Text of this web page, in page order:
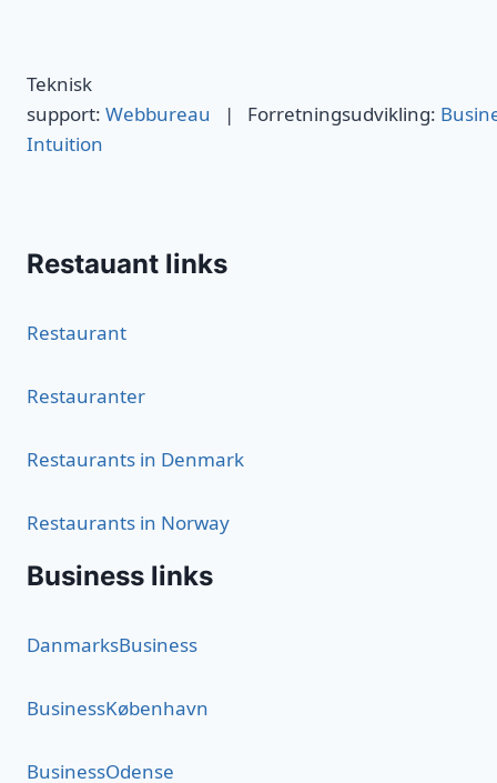
Teknisk
support: Webbureau | Forretningsudvikling:
Intuition
Restauant links
Restaurant
Restauranter
Restaurants in Denmark
Restaurants in Norway
Business links
DanmarksBusiness
BusinessKøbenhavn
BusinessOdense